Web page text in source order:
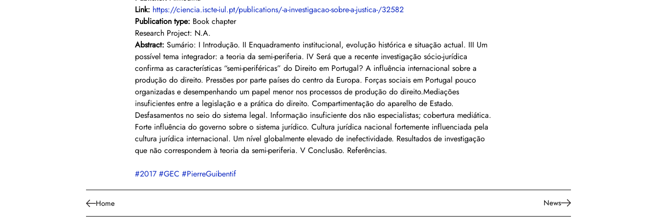
Home News
Link: https://ciencia.iscte-iul.pt/publications/-a-investigacao-sobre-a-justica-/32582
Publication type: Book chapter
Research Project: N.A.
Abstract: Sumário: I Introdução. II Enquadramento institucional, evolução histórica e situação actual. III Um
possível tema integrador: a teoria da semi-periferia. IV Será que a recente investigação sócio-jurídica
confirma as características “semi-periféricas” do Direito em Portugal? A influência internacional sobre a
produção do direito. Pressões por parte países do centro da Europa. Forças sociais em Portugal pouco
organizadas e desempenhando um papel menor nos processos de produção do direito.Mediações
insuficientes entre a legislação e a prática do direito. Compartimentação do aparelho de Estado.
Desfasamentos no seio do sistema legal. Informação insuficiente dos não especialistas; cobertura mediática.
Forte influência do governo sobre o sistema jurídico. Cultura jurídica nacional fortemente influenciada pela
cultura jurídica internacional. Um nível globalmente elevado de inefectividade. Resultados de investigação
que não correspondem à teoria da semi-periferia. V Conclusão. Referências.
#2017 #GEC #PierreGuibentif